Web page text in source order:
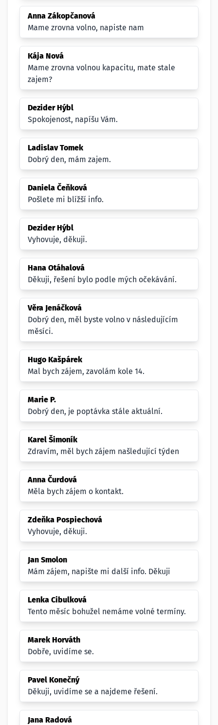
Anna Zákopčanová
Mame zrovna volno, napiste nam
Kája Nová
Mame zrovna volnou kapacitu, mate stale
zajem?
Dezider Hýbl
Spokojenost, napíšu Vám.
Ladislav Tomek
Dobrý den, mám zajem.
Daniela Čeňková
Pošlete mi blížší info.
Dezider Hýbl
Vyhovuje, děkuji.
Hana Otáhalová
Děkuji, řešení bylo podle mých očekávání.
Věra Jenáčková
Dobrý den, měl byste volno v následujícím
měsíci.
Hugo Kašpárek
Mal bych zájem, zavolám kole 14.
Marie P.
Dobrý den, je poptávka stále aktuální.
Karel Šimoník
Zdravím, měl bych zájem našledující týden
Anna Čurdová
Měla bych zájem o kontakt.
Zdeňka Pospiechová
Vyhovuje, děkuji.
Jan Smolon
Mám zájem, napište mi další info. Děkuji
Lenka Cibulková
Tento měsíc bohužel nemáme volné termíny.
Marek Horváth
Dobře, uvidíme se.
Pavel Konečný
Děkuji, uvidíme se a najdeme řešení.
Jana Radová